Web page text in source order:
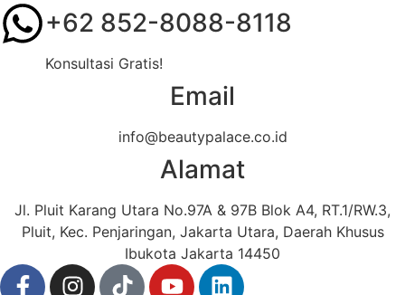
+62 852-8088-8118
Konsultasi Gratis!
Email
info@beautypalace.co.id
Alamat
Jl. Pluit Karang Utara No.97A & 97B Blok A4, RT.1/RW.3,
Pluit, Kec. Penjaringan, Jakarta Utara, Daerah Khusus
Ibukota Jakarta 14450